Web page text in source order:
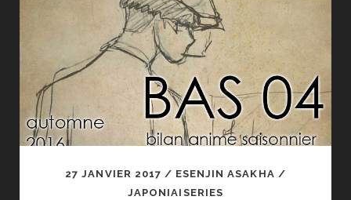
27 JANVIER 2017 / ESENJIN ASAKHA /
JAPONIAISERIES